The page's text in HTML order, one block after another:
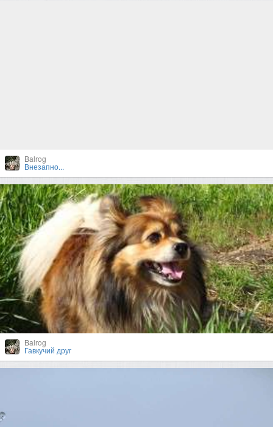
Balrog
Внезапно...
Balrog
Гавкучий друг